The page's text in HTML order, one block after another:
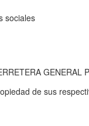
sociales
GENERAL
de sus